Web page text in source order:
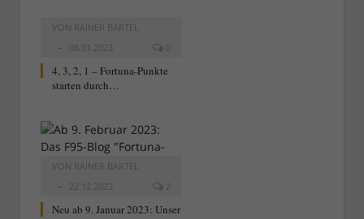
VON RAINER BARTEL
08.01.2023
0
4, 3, 2, 1 – Fortuna-Punkte
starten durch…
VON RAINER BARTEL
22.12.2022
2
Neu ab 9. Januar 2023: Unser